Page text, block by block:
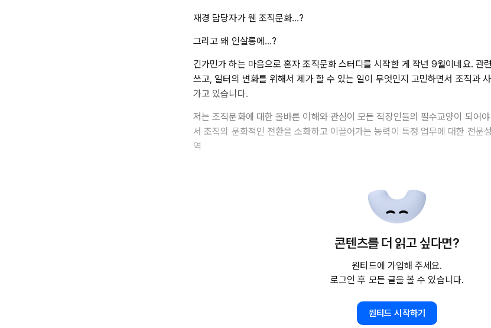
재경 담당자가 웬 조직문화…?
그리고 왜 인살롱에…?
긴가민가 하는 마음으로 혼자 조직문화 스터디를 시작한 게 작년 9월이네요. 관
쓰고, 일터의 변화를 위해서 제가 할 수 있는 일이 무엇인지 고민하면서 조직과
가고 있습니다.
저는 조직문화에 대한 올바른 이해와 관심이 모든 직장인들의 필수교양이 되어
서 조직의 문화적인 전환을 소화하고 이끌어가는 능력이 특정 업무에 대한 전문
역
콘텐츠를 더 읽고 싶다면?
원티드에 가입해 주세요.
로그인 후 모든 글을 볼 수 있습니다.
원티드 시작하기